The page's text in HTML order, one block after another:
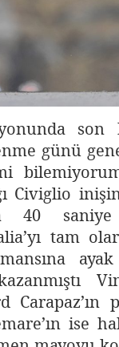
son
günü
Civiglio
40 saniye
tam
ayak
ise